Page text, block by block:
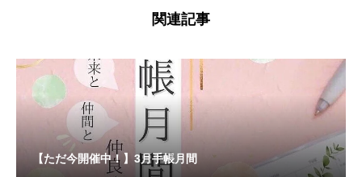
関連記事
【ただ今開催中！】3月手帳月間